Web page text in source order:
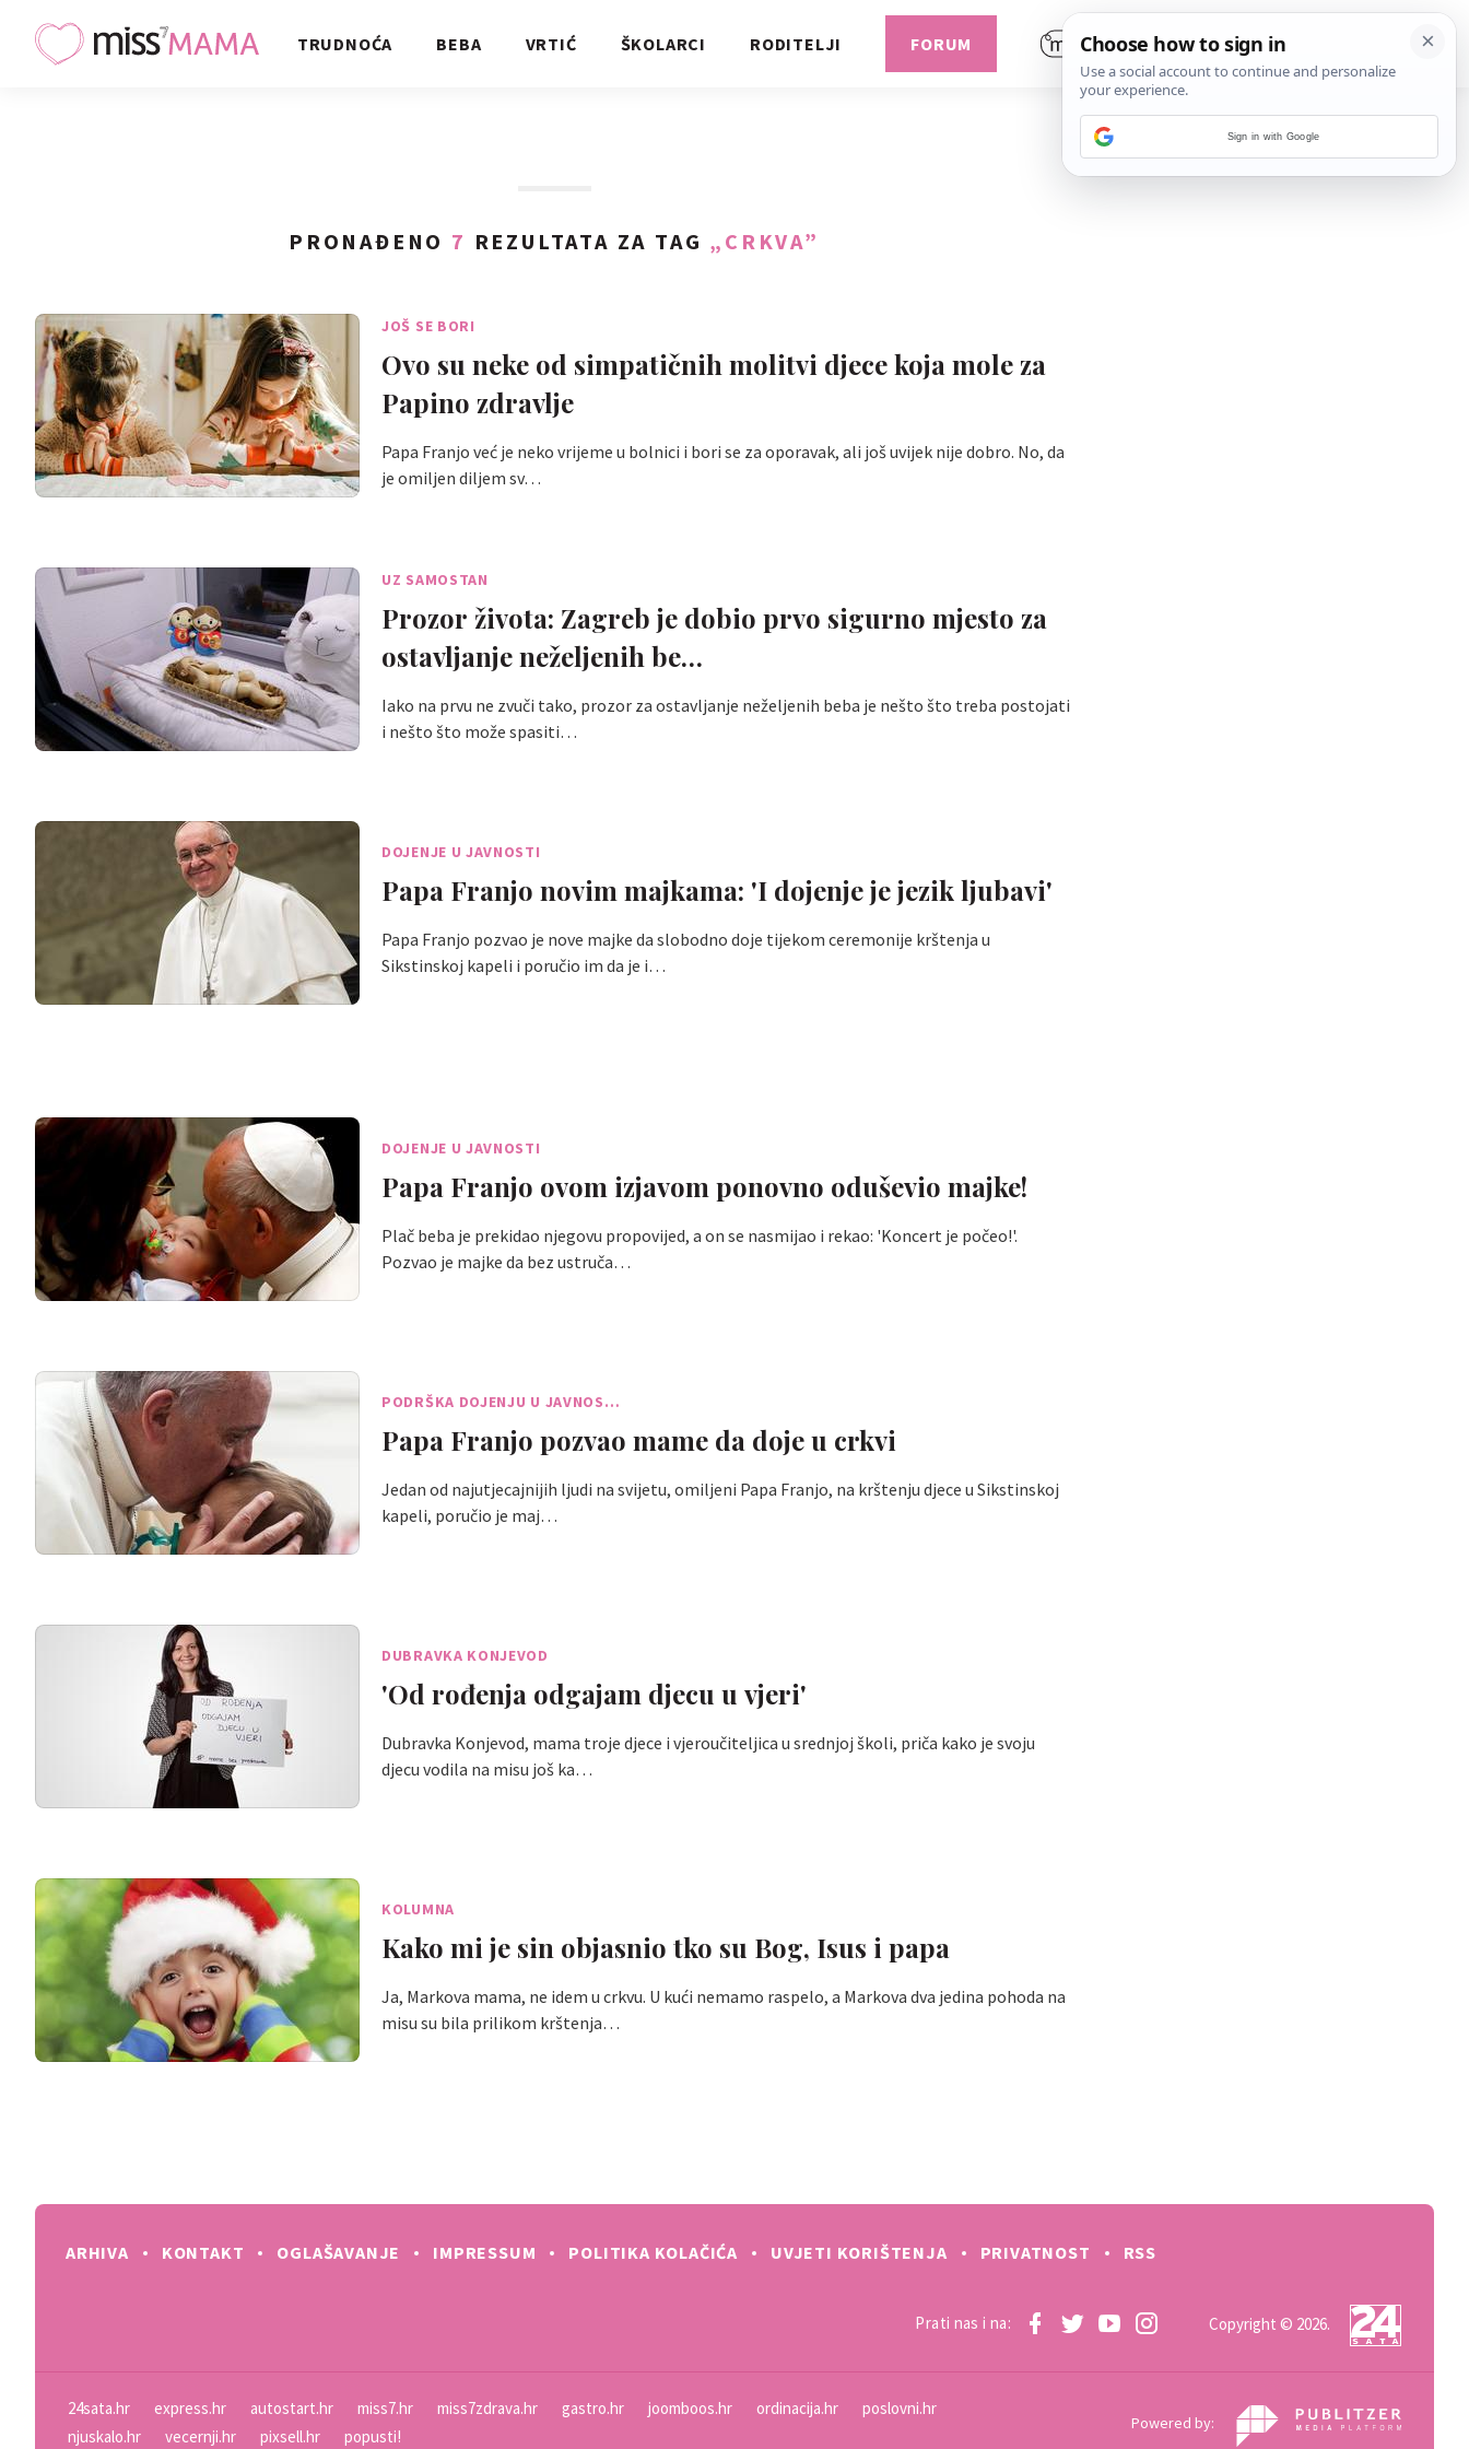
TRUDNOĆA BEBA VRTIĆ ŠKOLARCI RODITELJI FORUM
PRONAĐENO 7 REZULTATA ZA TAG „CRKVA”
JOŠ SE BORI
Ovo su neke od simpatičnih molitvi djece koja mole za
Papino zdravlje
Papa Franjo već je neko vrijeme u bolnici i bori se za oporavak, ali još uvijek nije dobro. No, da
je omiljen diljem sv…
UZ SAMOSTAN
Prozor života: Zagreb je dobio prvo sigurno mjesto za
ostavljanje neželjenih be…
Iako na prvu ne zvuči tako, prozor za ostavljanje neželjenih beba je nešto što treba postojati
i nešto što može spasiti…
DOJENJE U JAVNOSTI
Papa Franjo novim majkama: 'I dojenje je jezik ljubavi'
Papa Franjo pozvao je nove majke da slobodno doje tijekom ceremonije krštenja u
Sikstinskoj kapeli i poručio im da je i…
DOJENJE U JAVNOSTI
Papa Franjo ovom izjavom ponovno oduševio majke!
Plač beba je prekidao njegovu propovijed, a on se nasmijao i rekao: 'Koncert je počeo!'.
Pozvao je majke da bez ustruča…
PODRŠKA DOJENJU U JAVNOS…
Papa Franjo pozvao mame da doje u crkvi
Jedan od najutjecajnijih ljudi na svijetu, omiljeni Papa Franjo, na krštenju djece u Sikstinskoj
kapeli, poručio je maj…
DUBRAVKA KONJEVOD
'Od rođenja odgajam djecu u vjeri'
Dubravka Konjevod, mama troje djece i vjeroučiteljica u srednjoj školi, priča kako je svoju
djecu vodila na misu još ka…
KOLUMNA
Kako mi je sin objasnio tko su Bog, Isus i papa
Ja, Markova mama, ne idem u crkvu. U kući nemamo raspelo, a Markova dva jedina pohoda na
misu su bila prilikom krštenja…
ARHIVA KONTAKT OGLAŠAVANJE IMPRESSUM POLITIKA KOLAČIĆA UVJETI KORIŠTENJA PRIVATNOST RSS
Prati nas i na: Copyright © 2026.
24sata.hr express.hr autostart.hr miss7.hr miss7zdrava.hr gastro.hr joomboos.hr ordinacija.hr
poslovni.hr
njuskalo.hr
vecernji.hr pixsell.hr popusti!
Powered by:
Sign in with Google